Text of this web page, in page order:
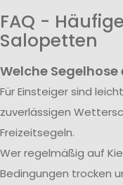
FAQ -
Salopetten
Welche
Für Einsteiger sind
zuverlässigen
Freizeitsegeln.
Wer regelmäßig auf
Bedingungen trocken